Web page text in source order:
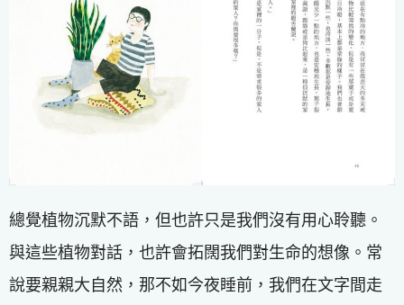
總覺植物沉默不語，但也許只是我們沒有用心聆聽。
與這些植物對話，也許會拓闊我們對生命的想像。常
說要親親大自然，那不如今夜睡前，我們在文字間走